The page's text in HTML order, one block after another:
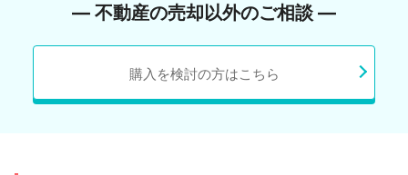
― 不動産の売却以外のご相談 ―
購入を検討の方はこちら